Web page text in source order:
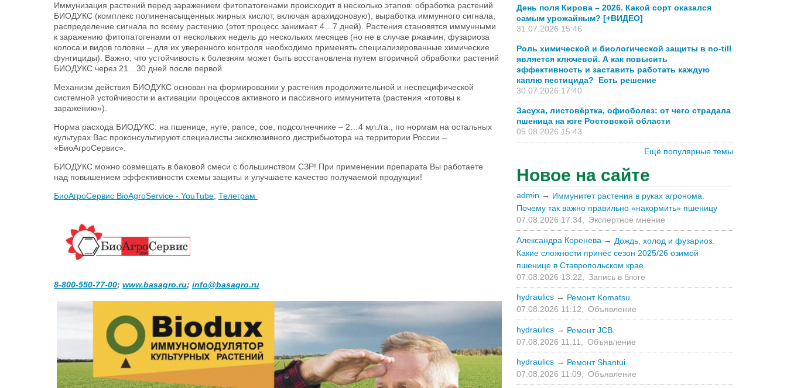
Иммунизация растений перед заражением фитопатогенами происходит в несколько этапов: обработка растений
БИОДУКС (комплекс полиненасыщенных жирных кислот, включая арахидоновую), выработка иммунного сигнала,
распределение сигнала по всему растению (этот процесс занимает 4…7 дней). Растения становятся иммунными
к заражению фитопатогенами от нескольких недель до нескольких месяцев (но не в случае ржавчин, фузариоза
колоса и видов головни – для их уверенного контроля необходимо применять специализированные химические
фунгициды). Важно, что устойчивость к болезням может быть восстановлена путем вторичной обработки растений
БИОДУКС через 21…30 дней после первой.
Механизм действия БИОДУКС основан на формировании у растения продолжительной и неспецифической
системной устойчивости и активации процессов активного и пассивного иммунитета (растения «готовы к
заражению»).
Норма расхода БИОДУКС: на пшенице, нуте, рапсе, сое, подсолнечнике – 2…4 мл./га., по нормам на остальных
культурах Вас проконсультируют специалисты эксклюзивного дистрибьютора на территории России –
«БиоАгроСервис».
БИОДУКС можно совмещать в баковой смеси с большинством СЗР! При применении препарата Вы работаете
над повышением эффективности схемы защиты и улучшаете качество получаемой продукции!
БиоАгроСервис BioAgroService - YouTube; Телеграм
8-800-550-77-00; www.basagro.ru; info@basagro.ru
День поля Кирова – 2026. Какой сорт оказался
самым урожайным? [+ВИДЕО]
31.07.2026 15:46
Роль химической и биологической защиты в no-till
является ключевой. А как повысить
эффективность и заставить работать каждую
каплю пестицида? Есть решение
30.07.2026 17:40
Засуха, листовёртка, офиоболез: от чего страдала
пшеница на юге Ростовской области
05.08.2026 15:43
Ещё популярные темы
Новое на сайте
admin → Иммунитет растения в руках агронома.
Почему так важно правильно «накормить» пшеницу
07.08.2026 17:34,
Экспертное мнение
Александра Коренева → Дождь, холод и фузариоз.
Какие сложности принёс сезон 2025/26 озимой
пшенице в Ставропольском крае
07.08.2026 13:22,
Запись в блоге
hydraulics → Ремонт Komatsu.
07.08.2026 11:12,
Объявление
hydraulics → Ремонт JCB.
07.08.2026 11:11,
Объявление
hydraulics → Ремонт Shantui.
07.08.2026 11:09, Объявление